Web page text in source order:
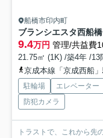
船橋市印内町
ブランシエスタ西船橋
9.4万円 管理/共益費
21.75㎡ (1K) /築4年 /13
京成本線「京成西船
駐輪場 エレベーター
防犯カメラ
トラストで、これから先